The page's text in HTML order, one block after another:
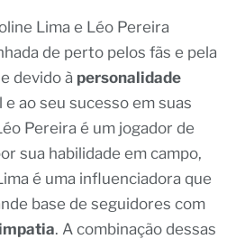
Lima e Léo Pereira
de perto pelos fãs e pela
devido à personalidade
ao seu sucesso em suas
Pereira é um jogador de
sua habilidade em campo,
é uma influenciadora que
base de seguidores com
. A combinação dessas